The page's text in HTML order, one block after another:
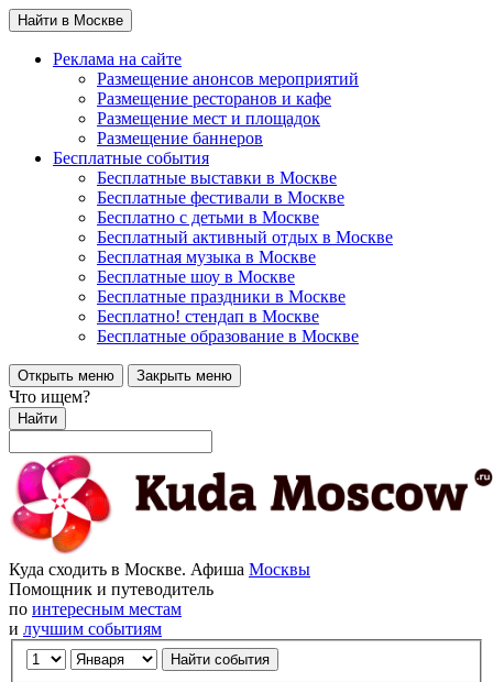
Найти в Москве
Реклама на сайте
Размещение анонсов мероприятий
Размещение ресторанов и кафе
Размещение мест и площадок
Размещение баннеров
Бесплатные события
Бесплатные выставки в Москве
Бесплатные фестивали в Москве
Бесплатно с детьми в Москве
Бесплатный активный отдых в Москве
Бесплатная музыка в Москве
Бесплатные шоу в Москве
Бесплатные праздники в Москве
Бесплатно! стендап в Москве
Бесплатные образование в Москве
Открыть меню Закрыть меню
Что ищем?
Найти
Куда сходить в Москве. Афиша Москвы
Помощник и путеводитель
по интересным местам
и лучшим событиям